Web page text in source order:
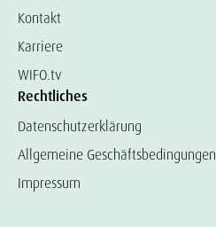
Kontakt
Karriere
WIFO.tv
Rechtliches
Datenschutzerklärung
Allgemeine Geschäftsbedingungen
Impressum